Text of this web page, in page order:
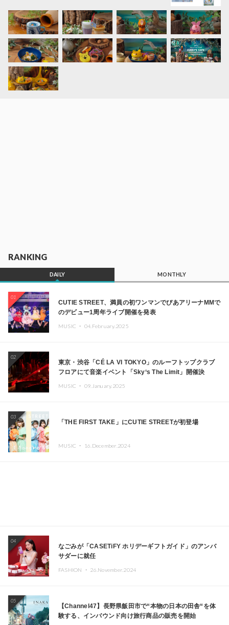
RANKING
DAILY MONTHLY
01
CUTIE STREET、満員の初ワンマンでぴあアリーナMMで
のデビュー1周年ライブ開催を発表
MUSIC ・ 04.February.2025
02
東京・渋谷「CÉ LA VI TOKYO」のルーフトップクラブ
フロアにて音楽イベント「Sky‘s The Limit」開催決
MUSIC ・ 09.January.2025
03
「THE FIRST TAKE」にCUTIE STREETが初登場
MUSIC ・ 16.December.2024
04
なごみが「CASETiFY ホリデーギフトガイド」のアンバ
サダーに就任
FASHION ・ 26.November.2024
05
【Channel47】長野県飯田市で“本物の日本の田舎“を体
験する、インバウンド向け旅行商品の販売を開始